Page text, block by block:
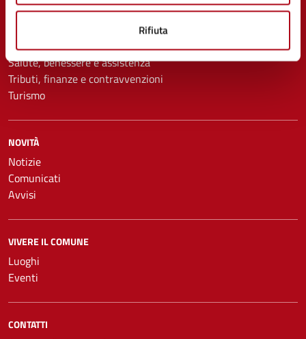
Rifiuta
Educazione e formazione
Mobilità e trasporti
Salute, benessere e assistenza
Tributi, finanze e contravvenzioni
Turismo
NOVITÀ
Notizie
Comunicati
Avvisi
VIVERE IL COMUNE
Luoghi
Eventi
CONTATTI